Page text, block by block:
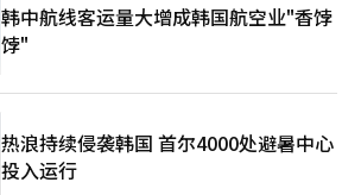
韩中航线客运量大增成韩国航空业"香饽
饽"
热浪持续侵袭韩国 首尔4000处避暑中心
投入运行